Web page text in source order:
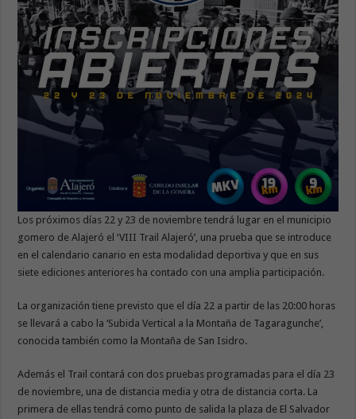
Los próximos días 22 y 23 de noviembre tendrá lugar en el municipio
gomero de Alajeró el ‘VIII Trail Alajeró’, una prueba que se introduce
en el calendario canario en esta modalidad deportiva y que en sus
siete ediciones anteriores ha contado con una amplia participación.
La organización tiene previsto que el día 22 a partir de las 20:00 horas
se llevará a cabo la ‘Subida Vertical a la Montaña de Tagaragunche’,
conocida también como la Montaña de San Isidro.
Además el Trail contará con dos pruebas programadas para el día 23
de noviembre, una de distancia media y otra de distancia corta. La
primera de ellas tendrá como punto de salida la plaza de El Salvador